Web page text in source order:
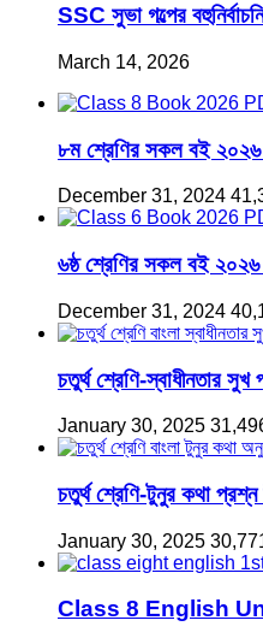
SSC সুভা গল্পের
March 14, 2026
৮ম শ্রেণির সকল বই
December 31, 2024
৬ষ্ঠ শ্রেণির সকল বই
December 31, 2024
চতুর্থ শ্রেণি-স্বাধীনতার
January 30, 2025
চতুর্থ শ্রেণি-টুনুর কথা
January 30, 2025
Class 8 English